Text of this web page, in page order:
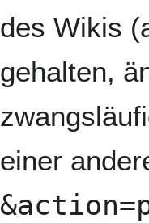
des Wikis
gehalten,
einer